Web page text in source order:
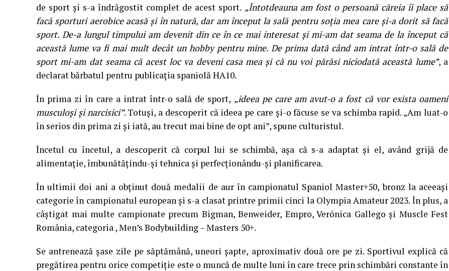
de sport și s-a îndrăgostit complet de acest sport. „Întotdeauna am fost o persoană căreia îi place să
facă sporturi aerobice acasă și în natură, dar am început la sală pentru soția mea care și-a dorit să facă
sport. De-a lungul timpului am devenit din ce în ce mai interesat și mi-am dat seama de la început că
această lume va fi mai mult decât un hobby pentru mine. De prima dată când am intrat într-o sală de
sport mi-am dat seama că acest loc va deveni casa mea și că nu voi părăsi niciodată această lume”, a
declarat bărbatul pentru publicația spaniolă HA10.
În prima zi în care a intrat într-o sală de sport, „ideea pe care am avut-o a fost că vor exista oameni
musculoși și narcisici”. Totuși, a descoperit că ideea pe care și-o făcuse se va schimba rapid. „Am luat-o
în serios din prima zi și iată, au trecut mai bine de opt ani”, spune culturistul.
Încetul cu încetul, a descoperit că corpul lui se schimbă, așa că s-a adaptat și el, având grijă de
alimentație, îmbunătățindu-și tehnica și perfecționându-și planificarea.
În ultimii doi ani a obținut două medalii de aur în campionatul Spaniol Master+50, bronz la aceeași
categorie în campionatul european și s-a clasat printre primii cinci la Olympia Amateur 2023. În plus, a
câștigat mai multe campionate precum Bigman, Benweider, Empro, Verónica Gallego și Muscle Fest
România, categoria , Men’s Bodybuilding – Masters 50+.
Se antrenează șase zile pe săptămână, uneori șapte, aproximativ două ore pe zi. Sportivul explică că
pregătirea pentru orice competiție este o muncă de multe luni în care trece prin schimbări constante în